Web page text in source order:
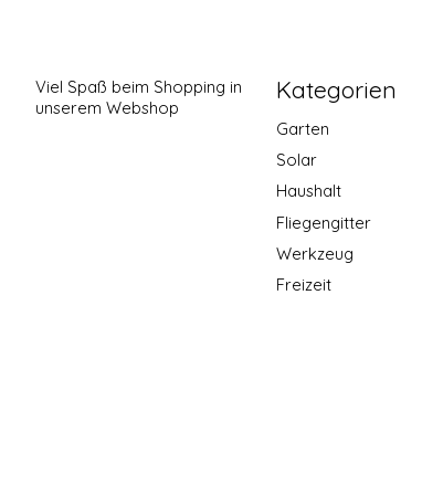
Viel Spaß beim Shopping in
unserem Webshop
Kategorien
Garten
Solar
Haushalt
Fliegengitter
Werkzeug
Freizeit